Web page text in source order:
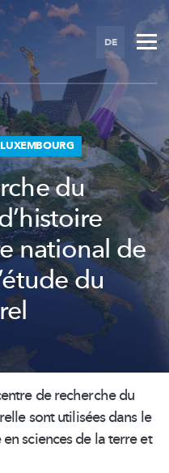
DE
du
national de
du
de recherche du
sont utilisées dans le
sciences de la terre et